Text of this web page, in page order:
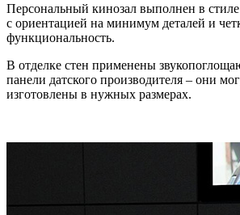
Персональный кинозал выполнен в
с ориентацией на минимум деталей и
функциональность.
В отделке стен применены
панели датского производителя – они
изготовлены в нужных размерах.